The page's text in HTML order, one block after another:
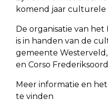
komend jaar culturele
De organisatie van
is in handen van de
gemeente
en Corso
Meer informatie en
te vinden